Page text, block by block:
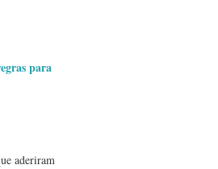
para
aderiram